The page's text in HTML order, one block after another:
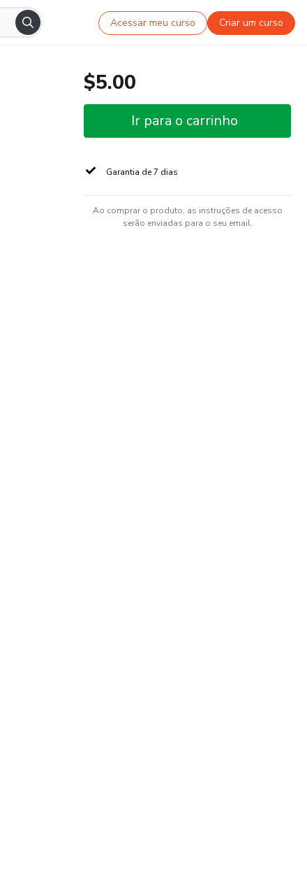
Acessar meu curso Criar um curso
$5.00
Ir para o carrinho
Garantia de 7 dias
Ao comprar o produto, as instruções de acesso
serão enviadas para o seu email.